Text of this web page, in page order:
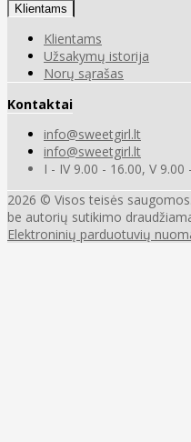
Klientams
Klientams
Užsakymų istorija
Norų sąrašas
Kontaktai
info@sweetgirl.lt
info@sweetgirl.lt
I - IV 9.00 - 16.00, V 9.00
2026 © Visos teisės
be autorių sutikimo
Elektroninių parduotuvių